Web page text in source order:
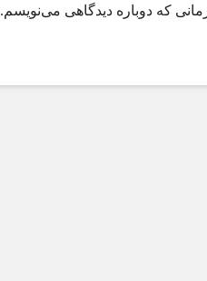
که دوباره دیدگاهی می‌نویسم.